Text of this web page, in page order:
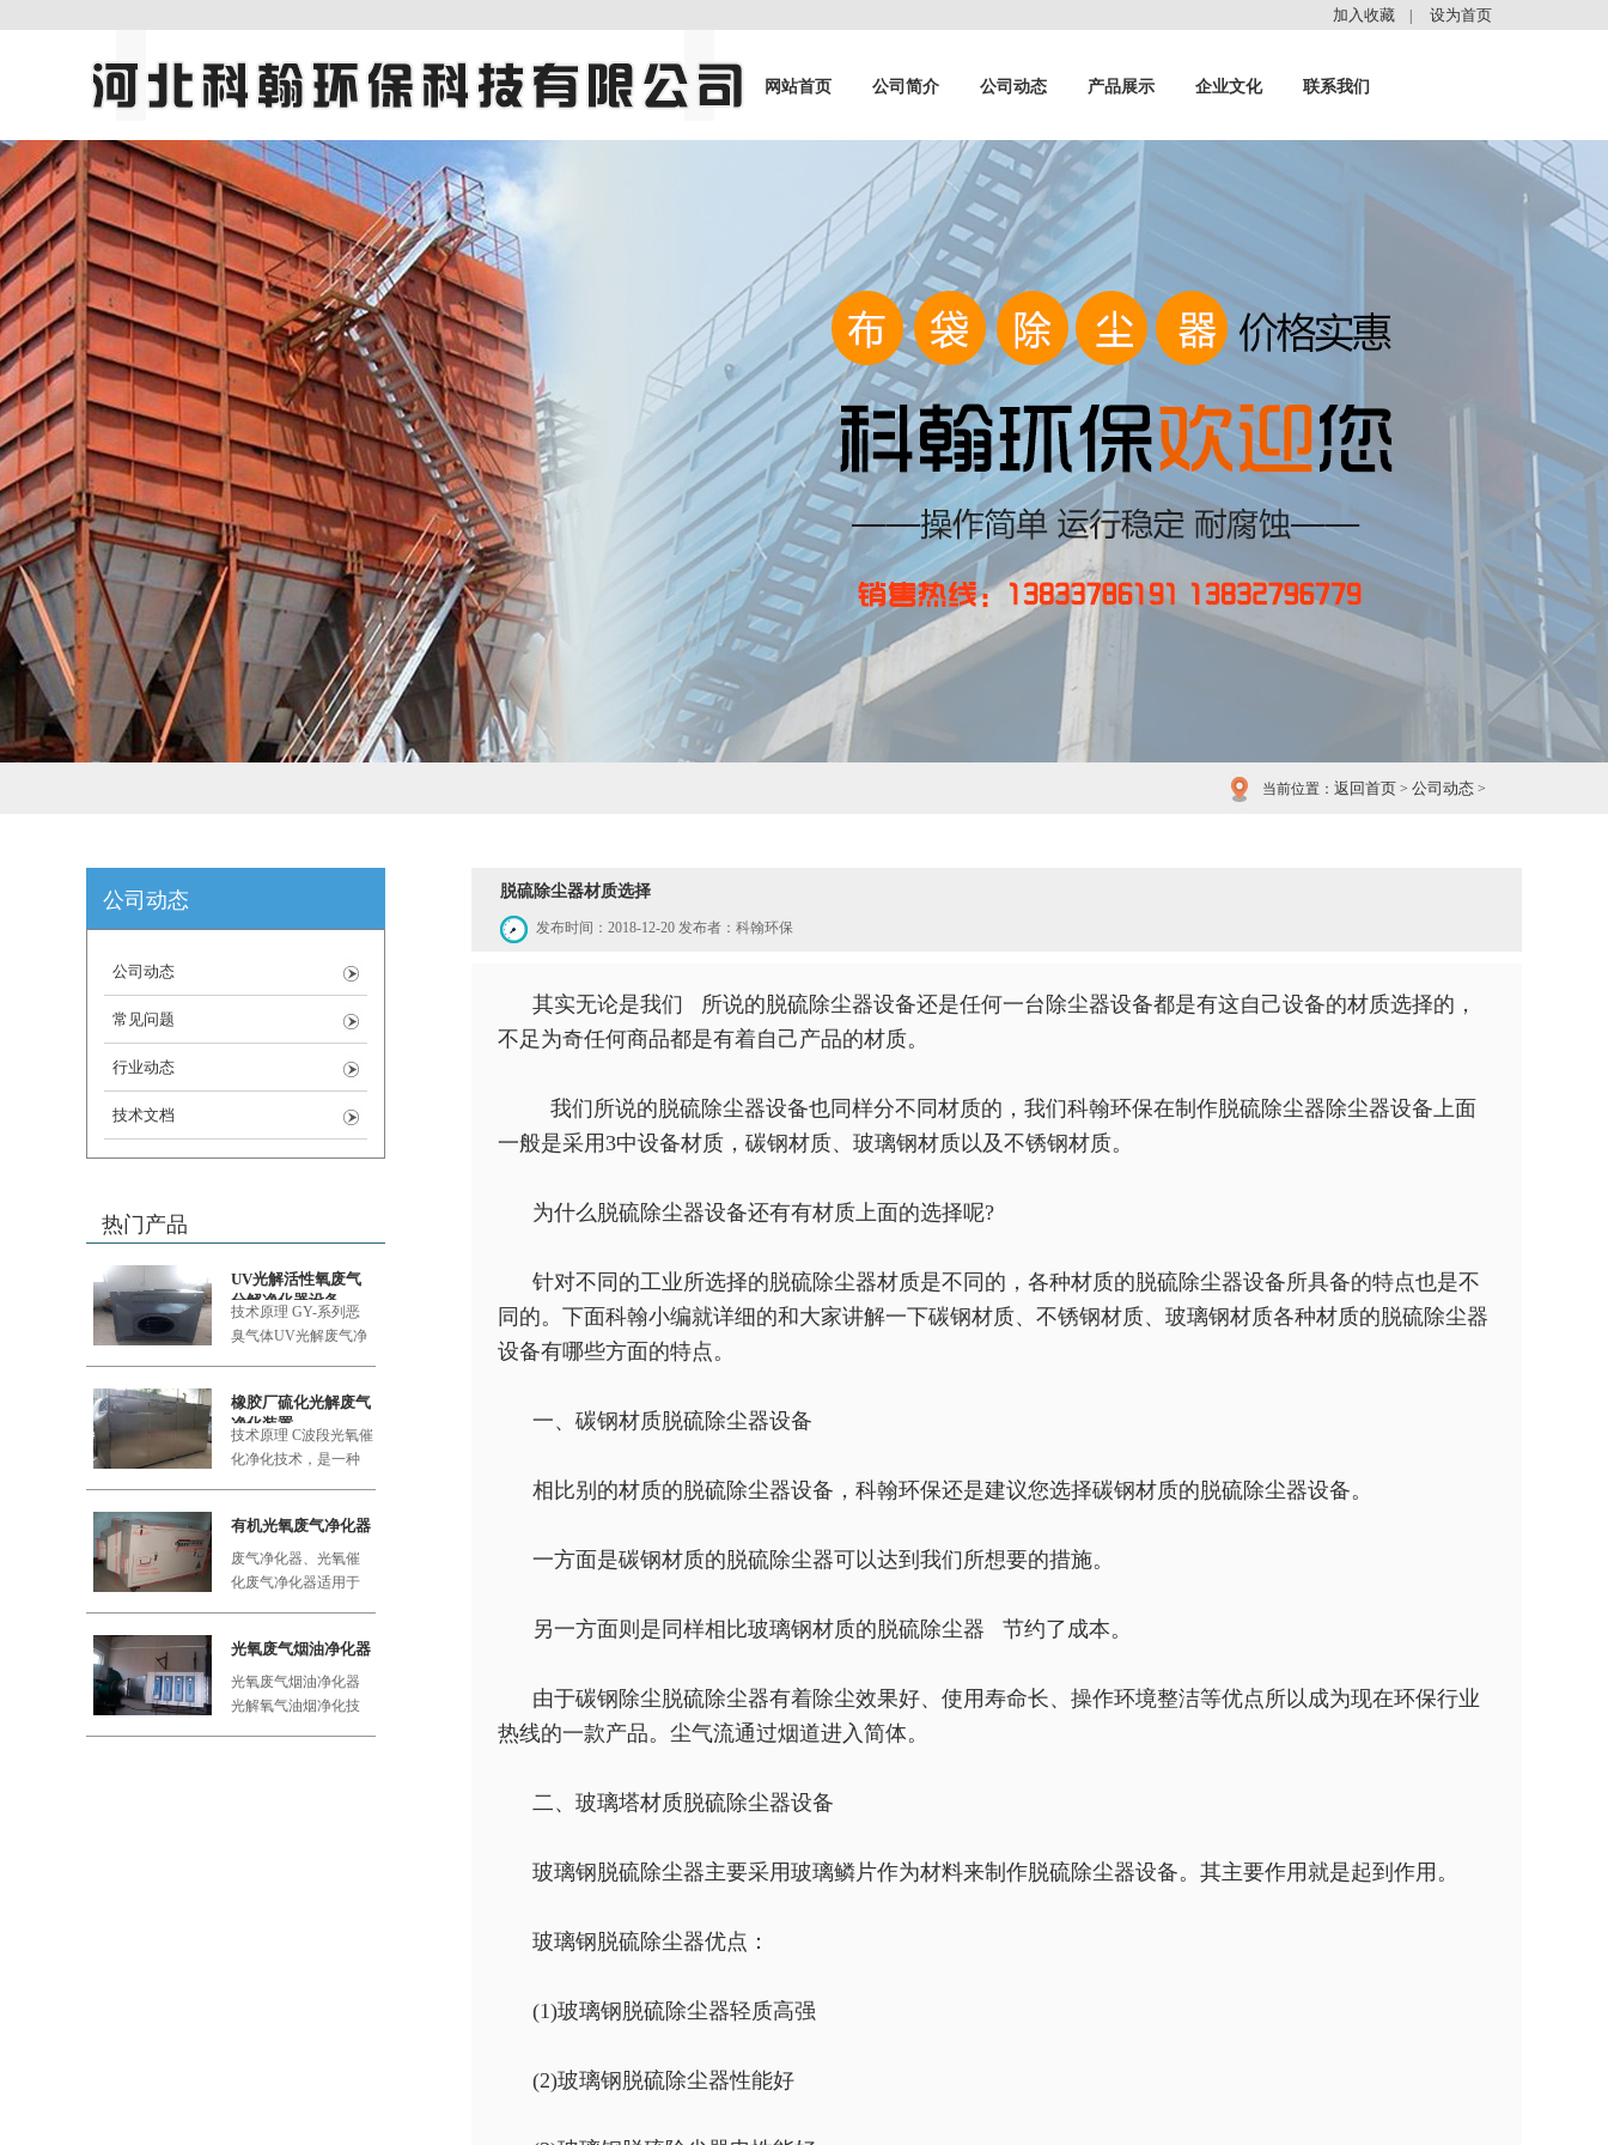
加入收藏 设为首页
网站首页 公司简介 公司动态 产品展示 企业文化 联系我们
当前位置： 返回首页 > 公司动态 >
公司动态
公司动态
常见问题
行业动态
技术文档
热门产品
UV光解活性氧废气
分解净化器设备
技术原理 GY-系列恶
臭气体UV光解废气净
橡胶厂硫化光解废气
净化装置
技术原理 C波段光氧催
化净化技术，是一种
有机光氧废气净化器
废气净化器、光氧催
化废气净化器适用于
光氧废气烟油净化器
光氧废气烟油净化器
光解氧气油烟净化技
脱硫除尘器材质选择
发布时间：2018-12-20 发布者：科翰环保
其实无论是我们 所说的脱硫除尘器设备还是任何一台除尘器设备都是有这自己设备的材质选择的，
不足为奇任何商品都是有着自己产品的材质。
我们所说的脱硫除尘器设备也同样分不同材质的，我们科翰环保在制作脱硫除尘器除尘器设备上面
一般是采用3中设备材质，碳钢材质、玻璃钢材质以及不锈钢材质。
为什么脱硫除尘器设备还有有材质上面的选择呢?
针对不同的工业所选择的脱硫除尘器材质是不同的，各种材质的脱硫除尘器设备所具备的特点也是不
同的。下面科翰小编就详细的和大家讲解一下碳钢材质、不锈钢材质、玻璃钢材质各种材质的脱硫除尘器
设备有哪些方面的特点。
一、碳钢材质脱硫除尘器设备
相比别的材质的脱硫除尘器设备，科翰环保还是建议您选择碳钢材质的脱硫除尘器设备。
一方面是碳钢材质的脱硫除尘器可以达到我们所想要的措施。
另一方面则是同样相比玻璃钢材质的脱硫除尘器 节约了成本。
由于碳钢除尘脱硫除尘器有着除尘效果好、使用寿命长、操作环境整洁等优点所以成为现在环保行业
热线的一款产品。尘气流通过烟道进入简体。
二、玻璃塔材质脱硫除尘器设备
玻璃钢脱硫除尘器主要采用玻璃鳞片作为材料来制作脱硫除尘器设备。其主要作用就是起到作用。
玻璃钢脱硫除尘器优点：
(1)玻璃钢脱硫除尘器轻质高强
(2)玻璃钢脱硫除尘器性能好